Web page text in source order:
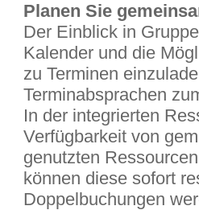
Planen Sie
Der Einblick in
Kalender und die
zu Terminen
Terminabsprachen
In der integrierten
Verfügbarkeit von
genutzten
können diese sofort
Doppelbuchungen